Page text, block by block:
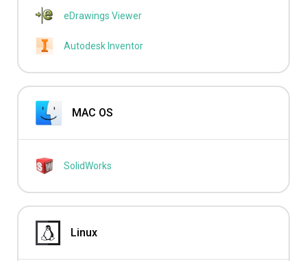
eDrawings Viewer
Autodesk Inventor
MAC OS
SolidWorks
Linux